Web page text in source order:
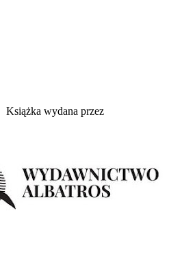
Książka wydana przez